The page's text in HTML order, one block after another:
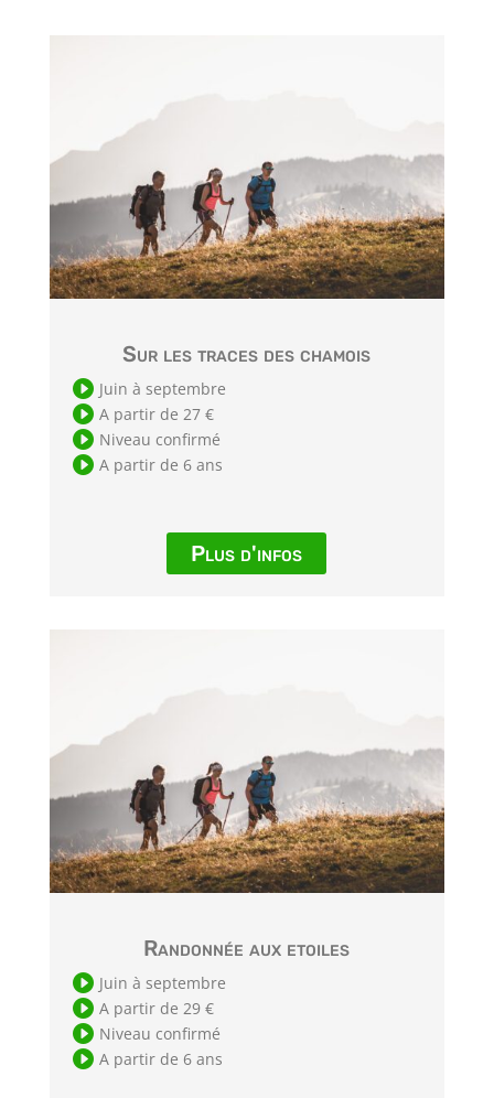
Sur les traces des chamois
 Juin à septembre
 A partir de 27 €
 Niveau confirmé
 A partir de 6 ans
Plus d'infos
Randonnée aux etoiles
 Juin à septembre
 A partir de 29 €
 Niveau confirmé
 A partir de 6 ans